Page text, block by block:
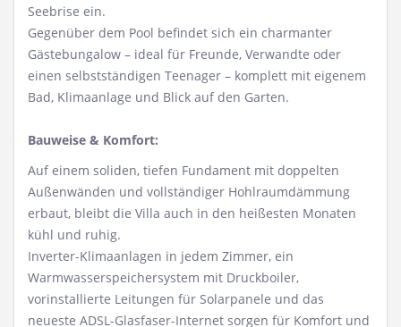
Seebrise ein.
Gegenüber dem Pool befindet sich ein charmanter
Gästebungalow – ideal für Freunde, Verwandte oder
einen selbstständigen Teenager – komplett mit eigenem
Bad, Klimaanlage und Blick auf den Garten.
Bauweise & Komfort:
Auf einem soliden, tiefen Fundament mit doppelten
Außenwänden und vollständiger Hohlraumdämmung
erbaut, bleibt die Villa auch in den heißesten Monaten
kühl und ruhig.
Inverter-Klimaanlagen in jedem Zimmer, ein
Warmwasserspeichersystem mit Druckboiler,
vorinstallierte Leitungen für Solarpanele und das
neueste ADSL-Glasfaser-Internet sorgen für Komfort und